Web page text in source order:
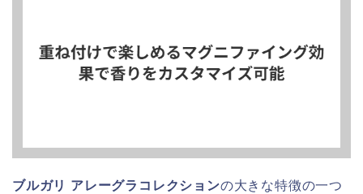
ブルガリ アレーグラコレクションの大きな特徴の一つ